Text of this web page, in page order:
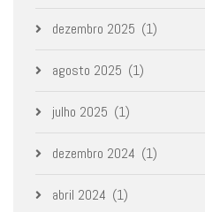
dezembro 2025 (1)
agosto 2025 (1)
julho 2025 (1)
dezembro 2024 (1)
abril 2024 (1)